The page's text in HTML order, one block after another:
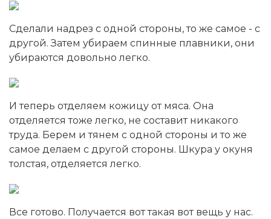
Сделали надрез с одной стороны, то же самое - с
другой. Затем убираем спинные плавники, они
убираются довольно легко.
И теперь отделяем кожицу от мяса. Она
отделяется тоже легко, не составит никакого
труда. Берем и тянем с одной стороны и то же
самое делаем с другой стороны. Шкура у окуня
толстая, отделяется легко.
Все готово. Получается вот такая вот вещь у нас.